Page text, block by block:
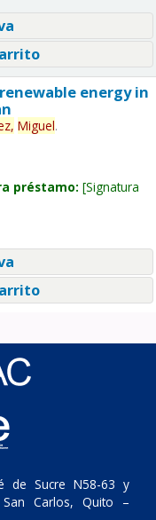
energy in
Miguel.
préstamo: Signatura
de Sucre N58-63 y
Carlos, Quito –